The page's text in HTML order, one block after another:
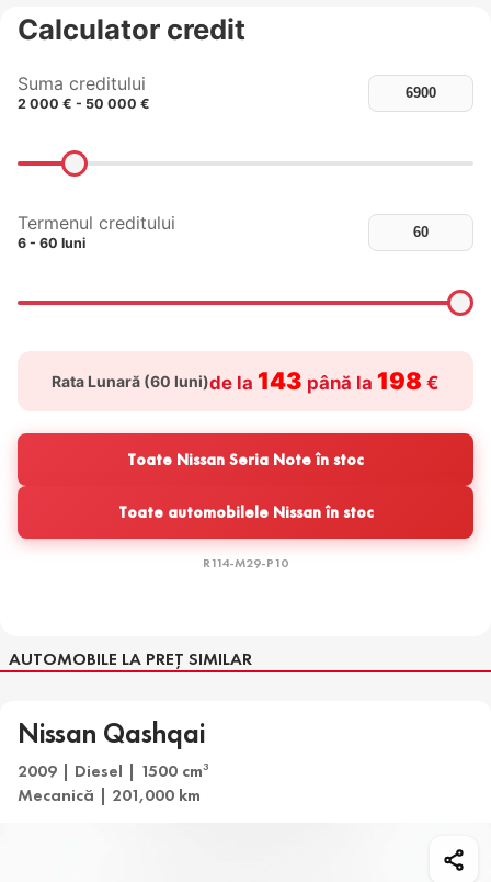
Calculator credit
Suma creditului
2 000 € - 50 000 €
Termenul creditului
6 - 60 luni
Rata Lunară (60 luni)de la 143 până la 198 €
Toate Nissan Seria Note în stoc
Toate automobilele Nissan în stoc
R114-M29-P10
AUTOMOBILE LA PREȚ SIMILAR
Nissan Qashqai
2009 | Diesel | 1500 cm3
Mecanică | 201,000 km